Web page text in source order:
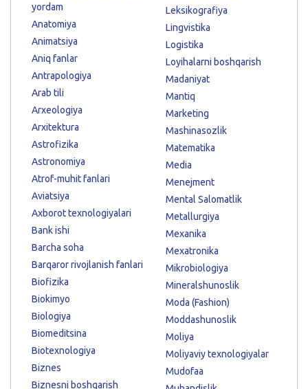
yordam
Anatomiya
Animatsiya
Aniq fanlar
Antrapologiya
Arab tili
Arxeologiya
Arxitektura
Astrofizika
Astronomiya
Atrof-muhit fanlari
Aviatsiya
Axborot texnologiyalari
Bank ishi
Barcha soha
Barqaror rivojlanish fanlari
Biofizika
Biokimyo
Biologiya
Biomeditsina
Biotexnologiya
Biznes
Biznesni boshqarish
Leksikografiya
Lingvistika
Logistika
Loyihalarni boshqarish
Madaniyat
Mantiq
Marketing
Mashinasozlik
Matematika
Media
Menejment
Mental Salomatlik
Metallurgiya
Mexanika
Mexatronika
Mikrobiologiya
Mineralshunoslik
Moda (Fashion)
Moddashunoslik
Moliya
Moliyaviy texnologiyalar
Mudofaa